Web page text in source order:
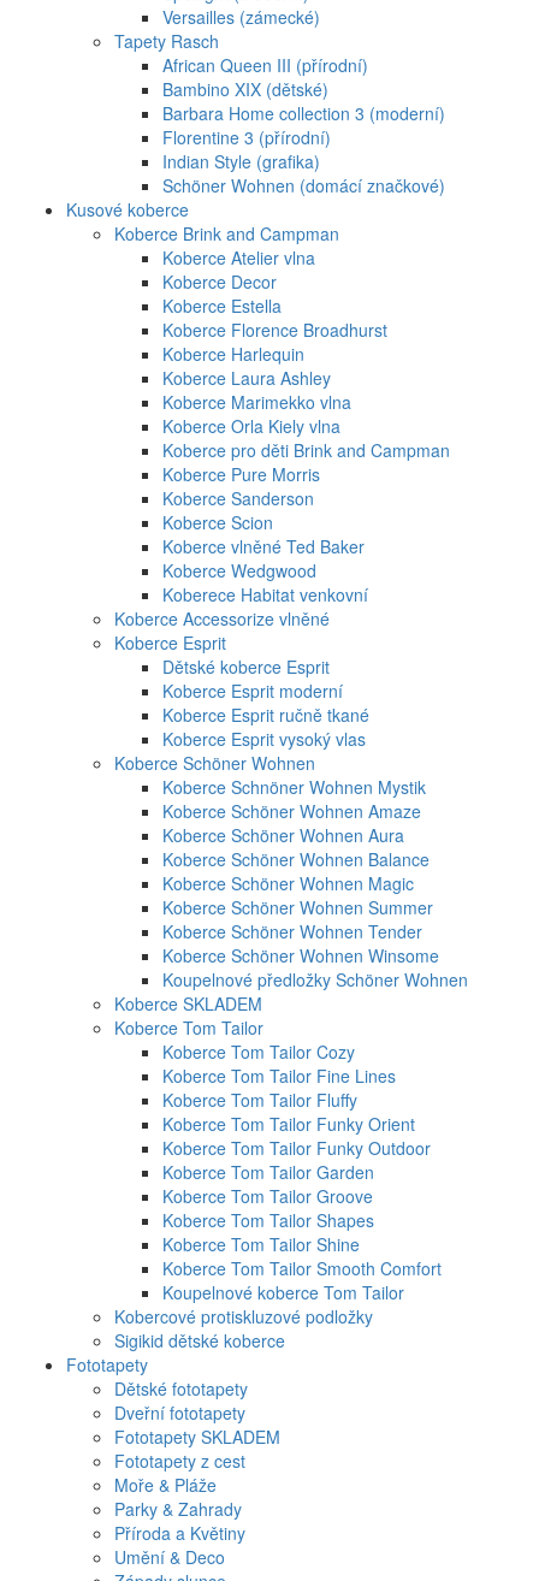
Versailles (zámecké)
Tapety Rasch
African Queen III (přírodní)
Bambino XIX (dětské)
Barbara Home collection 3 (moderní)
Florentine 3 (přírodní)
Indian Style (grafika)
Schöner Wohnen (domácí značkové)
Kusové koberce
Koberce Brink and Campman
Koberce Atelier vlna
Koberce Decor
Koberce Estella
Koberce Florence Broadhurst
Koberce Harlequin
Koberce Laura Ashley
Koberce Marimekko vlna
Koberce Orla Kiely vlna
Koberce pro děti Brink and Campman
Koberce Pure Morris
Koberce Sanderson
Koberce Scion
Koberce vlněné Ted Baker
Koberce Wedgwood
Koberece Habitat venkovní
Koberce Accessorize vlněné
Koberce Esprit
Dětské koberce Esprit
Koberce Esprit moderní
Koberce Esprit ručně tkané
Koberce Esprit vysoký vlas
Koberce Schöner Wohnen
Koberce Schnöner Wohnen Mystik
Koberce Schöner Wohnen Amaze
Koberce Schöner Wohnen Aura
Koberce Schöner Wohnen Balance
Koberce Schöner Wohnen Magic
Koberce Schöner Wohnen Summer
Koberce Schöner Wohnen Tender
Koberce Schöner Wohnen Winsome
Koupelnové předložky Schöner Wohnen
Koberce SKLADEM
Koberce Tom Tailor
Koberce Tom Tailor Cozy
Koberce Tom Tailor Fine Lines
Koberce Tom Tailor Fluffy
Koberce Tom Tailor Funky Orient
Koberce Tom Tailor Funky Outdoor
Koberce Tom Tailor Garden
Koberce Tom Tailor Groove
Koberce Tom Tailor Shapes
Koberce Tom Tailor Shine
Koberce Tom Tailor Smooth Comfort
Koupelnové koberce Tom Tailor
Kobercové protiskluzové podložky
Sigikid dětské koberce
Fototapety
Dětské fototapety
Dveřní fototapety
Fototapety SKLADEM
Fototapety z cest
Moře & Pláže
Parky & Zahrady
Příroda a Květiny
Umění & Deco